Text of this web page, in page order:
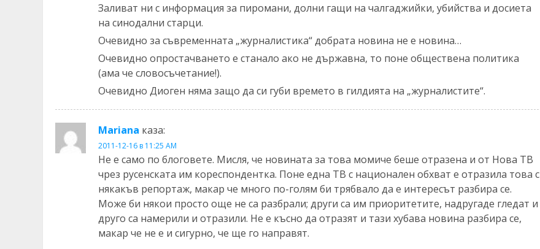
Заливат ни с информация за пиромани, долни гащи на чалгаджийки, убийства и досиета
на синодални старци.
Очевидно за съвременната „журналистика“ добрата новина не е новина…
Очевидно опростачването е станало ако не държавна, то поне обществена политика
(ама че словосъчетание!).
Очевидно Диоген няма защо да си губи времето в гилдията на „журналистите“.
Mariana каза:
2011-12-16 в 11:25 AM
Не е само по блоговете. Мисля, че новината за това момиче беше отразена и от Нова ТВ
чрез русенската им кореспондентка. Поне една ТВ с национален обхват е отразила това с
някакъв репортаж, макар че много по-голям би трябвало да е интересът разбира се.
Може би някои просто още не са разбрали; други са им приоритетите, надругаде гледат и
друго са намерили и отразили. Не е късно да отразят и тази хубава новина разбира се,
макар че не е и сигурно, че ще го направят.